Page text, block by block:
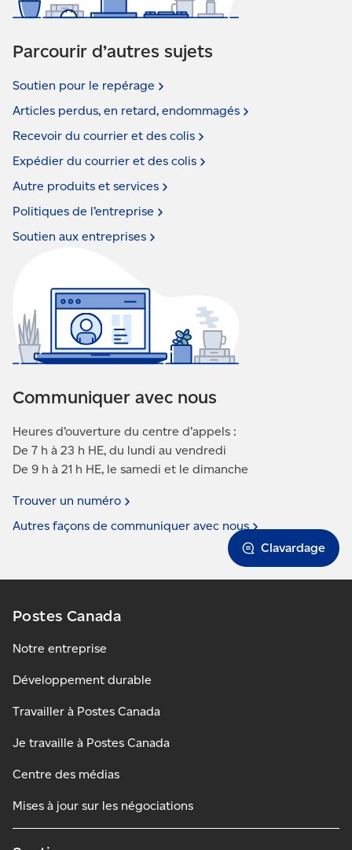
Clavardage
Parcourir d’autres sujets
Soutien pour le repérage
Articles perdus, en retard, endommagés
Recevoir du courrier et des colis
Expédier du courrier et des colis
Autre produits et services
Politiques de l’entreprise
Soutien aux entreprises
Communiquer avec nous
Heures d’ouverture du centre d’appels :
De 7 h à 23 h HE, du lundi au vendredi
De 9 h à 21 h HE, le samedi et le dimanche
Trouver un numéro
Autres façons de communiquer avec nous
Postes Canada
Notre entreprise
Développement durable
Travailler à Postes Canada
Je travaille à Postes Canada
Centre des médias
Mises à jour sur les négociations